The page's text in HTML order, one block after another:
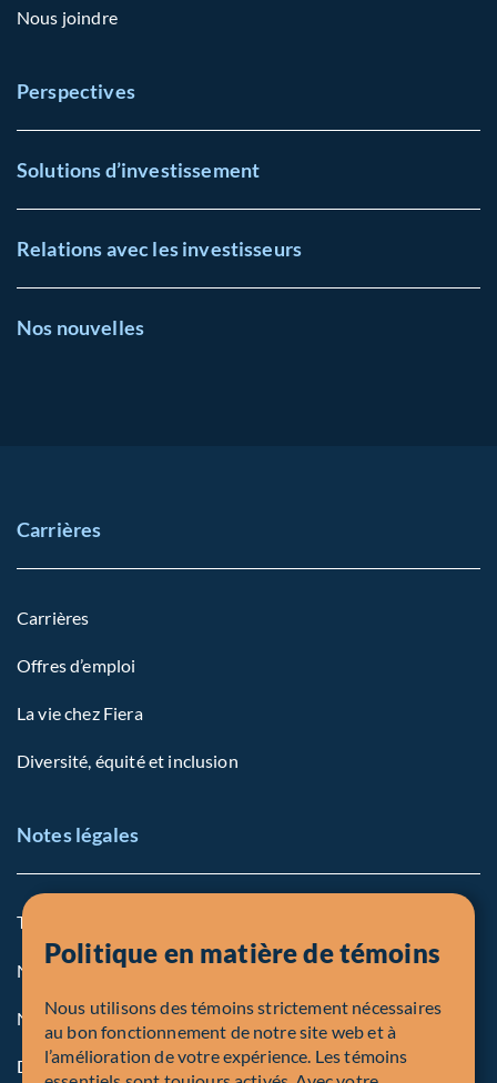
Nous joindre
Perspectives
Solutions d’investissement
Relations avec les investisseurs
Nos nouvelles
Carrières
Carrières
Offres d’emploi
La vie chez Fiera
Diversité, équité et inclusion
Notes légales
Termes et conditions
Notre politique sur les témoins
Note légale aux personnes des États-Unis
Dénonciation
Politique en matière de témoins
Nous utilisons des témoins strictement nécessaires
au bon fonctionnement de notre site web et à
l’amélioration de votre expérience. Les témoins